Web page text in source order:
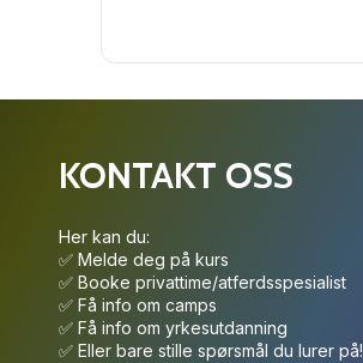
KONTAKT OSS
Her kan du:
✅ Melde deg på kurs
✅ Booke privattime/atferdsspesialist
✅ Få info om camps
✅ Få info om yrkesutdanning
✅ Eller bare stille spørsmål du lurer på!